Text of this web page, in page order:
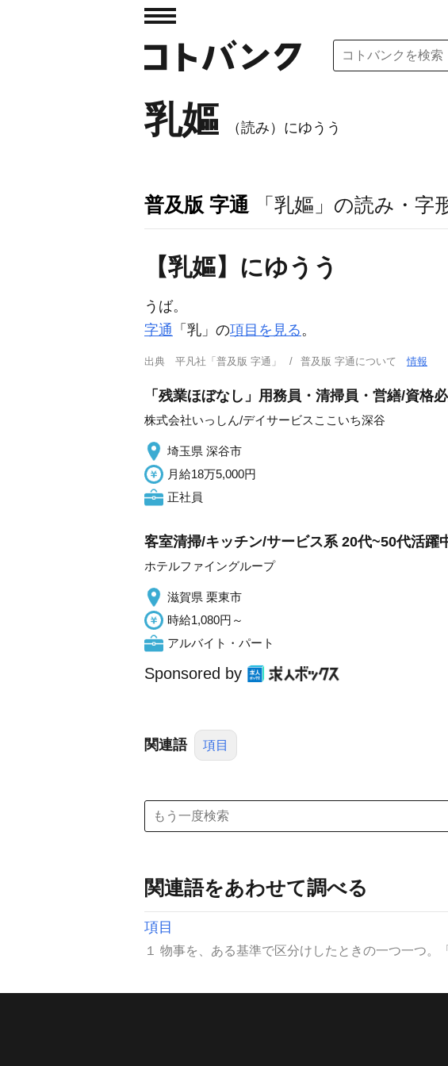
乳嫗 （読み）にゆうう
普及版 字通 「乳嫗」の読み・字
【乳嫗】にゆうう
うば。
字通 「乳」の項目を見る。
出典 平凡社「普及版 字通」 普及版 字通について情報
「残業ほぼなし」用務員・清掃員・営繕/資格
株式会社いっしん/デイサービスここいち深谷
埼玉県 深谷市
月給18万5,000円
正社員
客室清掃/キッチン/サービス系 20代~50代活
ホテルファイングループ
滋賀県 栗東市
時給1,080円～
アルバイト・パート
Sponsored by
関連語 項目
関連語をあわせて調べる
項目
１ 物事を、ある基準で区分けしたときの一つ一つ